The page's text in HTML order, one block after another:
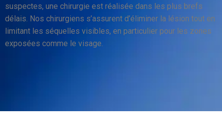
suspectes, une chirurgie est réalisée dans les plus brefs
délais. Nos chirurgiens s’assurent d’éliminer la lésion tout en
limitant les séquelles visibles, en particulier pour les zones
exposées comme le visage.